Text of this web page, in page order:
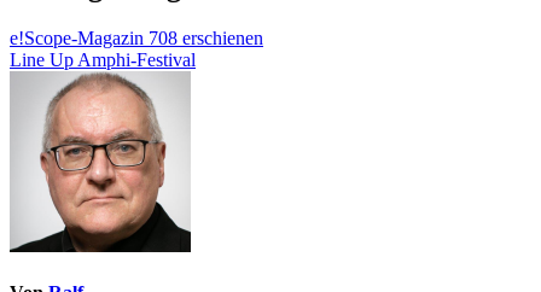
e!Scope-Magazin 708 erschienen
Line Up Amphi-Festival